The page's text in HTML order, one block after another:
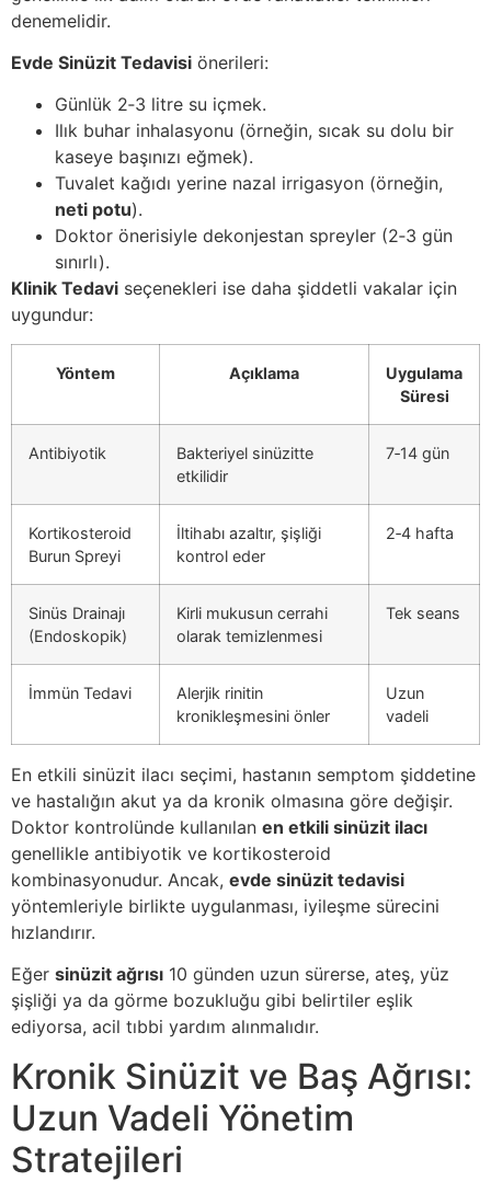
denemelidir.
Evde Sinüzit Tedavisi önerileri:
Günlük 2‑3 litre su içmek.
Ilık buhar inhalasyonu (örneğin, sıcak su dolu bir
kaseye başınızı eğmek).
Tuvalet kağıdı yerine nazal irrigasyon (örneğin,
neti potu).
Doktor önerisiyle dekonjestan spreyler (2‑3 gün
sınırlı).
Klinik Tedavi seçenekleri ise daha şiddetli vakalar için
uygundur:
Yöntem Açıklama
Uygulama
Süresi
Antibiyotik
Bakteriyel sinüzitte
etkilidir
7‑14 gün
Kortikosteroid
Burun Spreyi
İltihabı azaltır, şişliği
kontrol eder
2‑4 hafta
Sinüs Drainajı
(Endoskopik)
Kirli mukusun cerrahi
olarak temizlenmesi
Tek seans
İmmün Tedavi
Alerjik rinitin
kronikleşmesini önler
Uzun
vadeli
En etkili sinüzit ilacı seçimi, hastanın semptom şiddetine
ve hastalığın akut ya da kronik olmasına göre değişir.
Doktor kontrolünde kullanılan en etkili sinüzit ilacı
genellikle antibiyotik ve kortikosteroid
kombinasyonudur. Ancak, evde sinüzit tedavisi
yöntemleriyle birlikte uygulanması, iyileşme sürecini
hızlandırır.
Eğer sinüzit ağrısı 10 günden uzun sürerse, ateş, yüz
şişliği ya da görme bozukluğu gibi belirtiler eşlik
ediyorsa, acil tıbbi yardım alınmalıdır.
Kronik Sinüzit ve Baş Ağrısı:
Uzun Vadeli Yönetim
Stratejileri